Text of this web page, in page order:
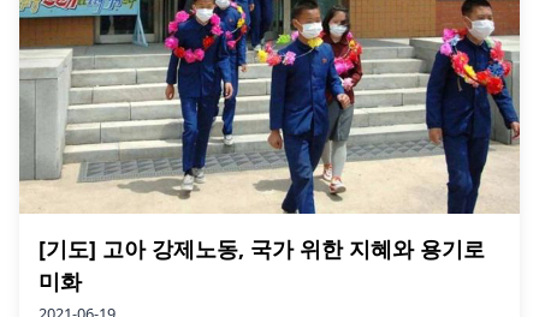
[기도] 고아 강제노동, 국가 위한 지혜와 용기로
미화